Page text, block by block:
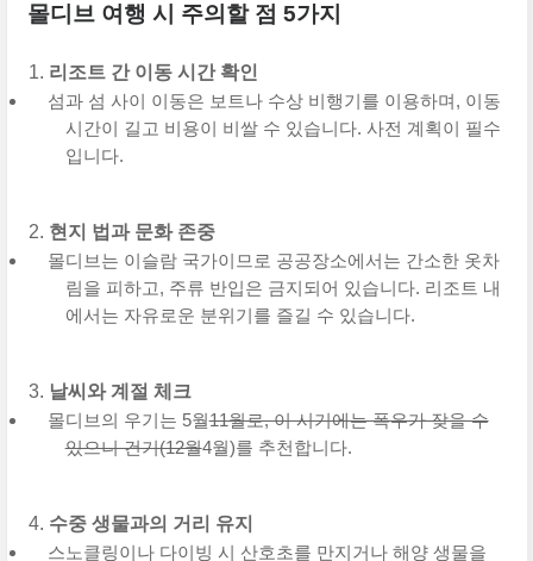
몰디브 여행 시 주의할 점 5가지
리조트 간 이동 시간 확인
섬과 섬 사이 이동은 보트나 수상 비행기를 이용하며, 이동
시간이 길고 비용이 비쌀 수 있습니다. 사전 계획이 필수
입니다.
현지 법과 문화 존중
몰디브는 이슬람 국가이므로 공공장소에서는 간소한 옷차
림을 피하고, 주류 반입은 금지되어 있습니다. 리조트 내
에서는 자유로운 분위기를 즐길 수 있습니다.
날씨와 계절 체크
몰디브의 우기는 5월11월로, 이 시기에는 폭우가 잦을 수
있으니 건기(12월4월)를 추천합니다.
수중 생물과의 거리 유지
스노클링이나 다이빙 시 산호초를 만지거나 해양 생물을